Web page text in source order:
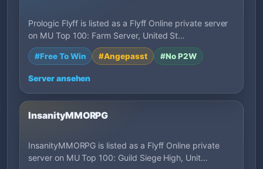
Prologic Flyff is listed as a Flyff Online private server
on MU Top 100: Farm Server, United St…
#Free To Win #Angepasst #No P2W
Server ansehen
InsanityMMORPG
InsanityMMORPG is listed as a Flyff Online private
server on MU Top 100: Guild Siege High, Unit…